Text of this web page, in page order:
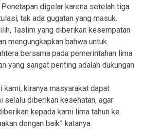
digelar karena setelah tiga
tak ada gugatan yang masuk.
Taslim yang diberikan kesempatan
mengungkapkan bahwa untuk
bersama pada pemerintahan lima
yang sangat penting adalah dukungan
kami, kiranya masyarakat dapat
selalu diberikan kesehatan, agar
kepada kami lima tahun ke
dengan baik” katanya.